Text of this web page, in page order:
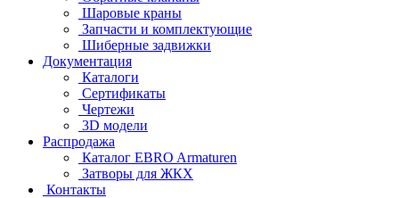
Шаровые краны
Запчасти и комплектующие
Шиберные задвижки
Документация
Каталоги
Сертификаты
Чертежи
3D модели
Распродажа
Каталог EBRO Armaturen
Затворы для ЖКХ
Контакты